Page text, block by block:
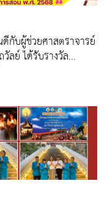
กับผู้ช่วยศาสตราจารย์
ลย์ ได้รับรางวัล
านการสอน พ.ศ. 2568